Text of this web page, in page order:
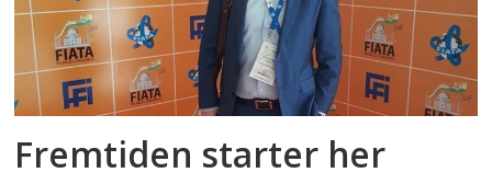
Fremtiden starter her